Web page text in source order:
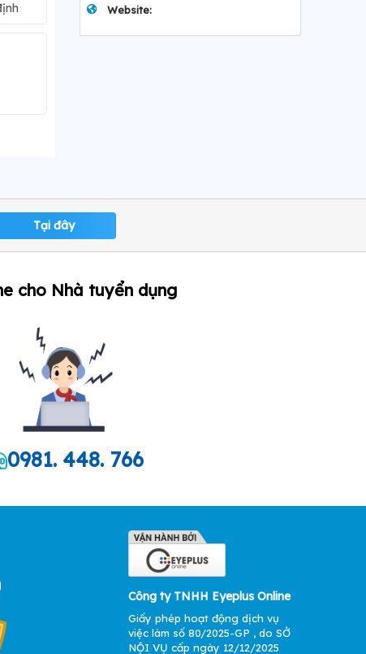
Website:
Tại đây
cho Nhà tuyển dụng
0981. 448. 766
Công ty TNHH Eyeplus Online
Giấy phép hoạt động dịch vụ
việc làm số 80/2025-GP , do SỞ
NỘI VỤ cấp ngày 12/12/2025